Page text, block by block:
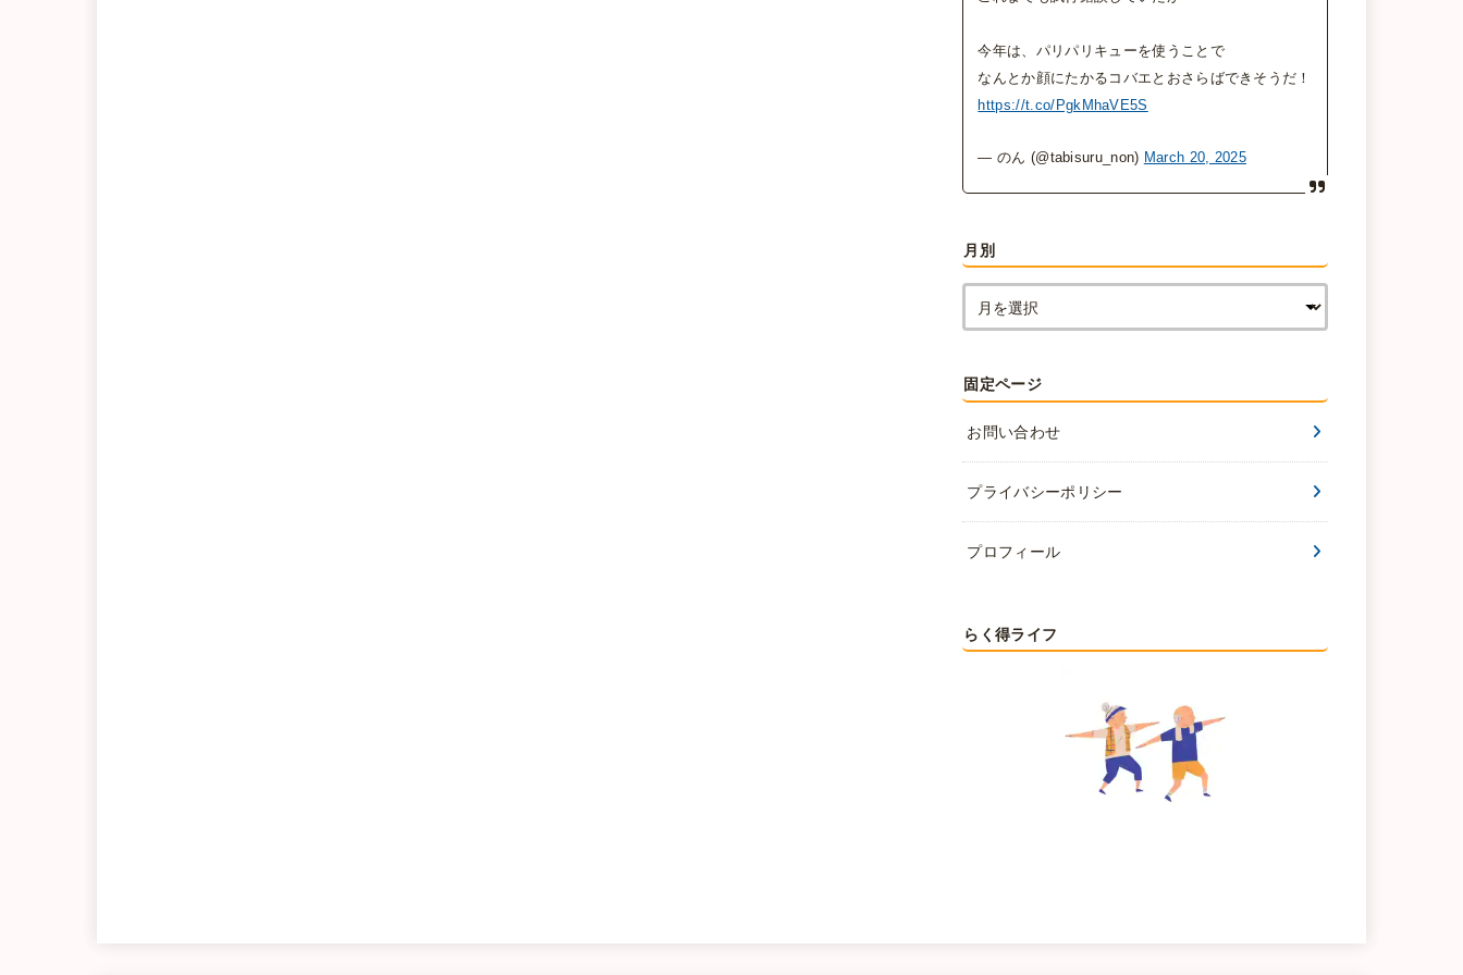
今年は、パリパリキューを使うことで
なんとか顔にたかるコバエとおさらばできそうだ！
https://t.co/PgkMhaVE5S
— のん (@tabisuru_non) March 20, 2025
月別
固定ページ
お問い合わせ
プライバシーポリシー
プロフィール
らく得ライフ